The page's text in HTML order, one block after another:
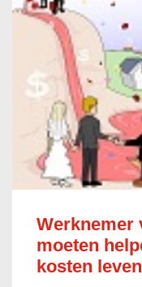
Werknemer
moeten
kosten